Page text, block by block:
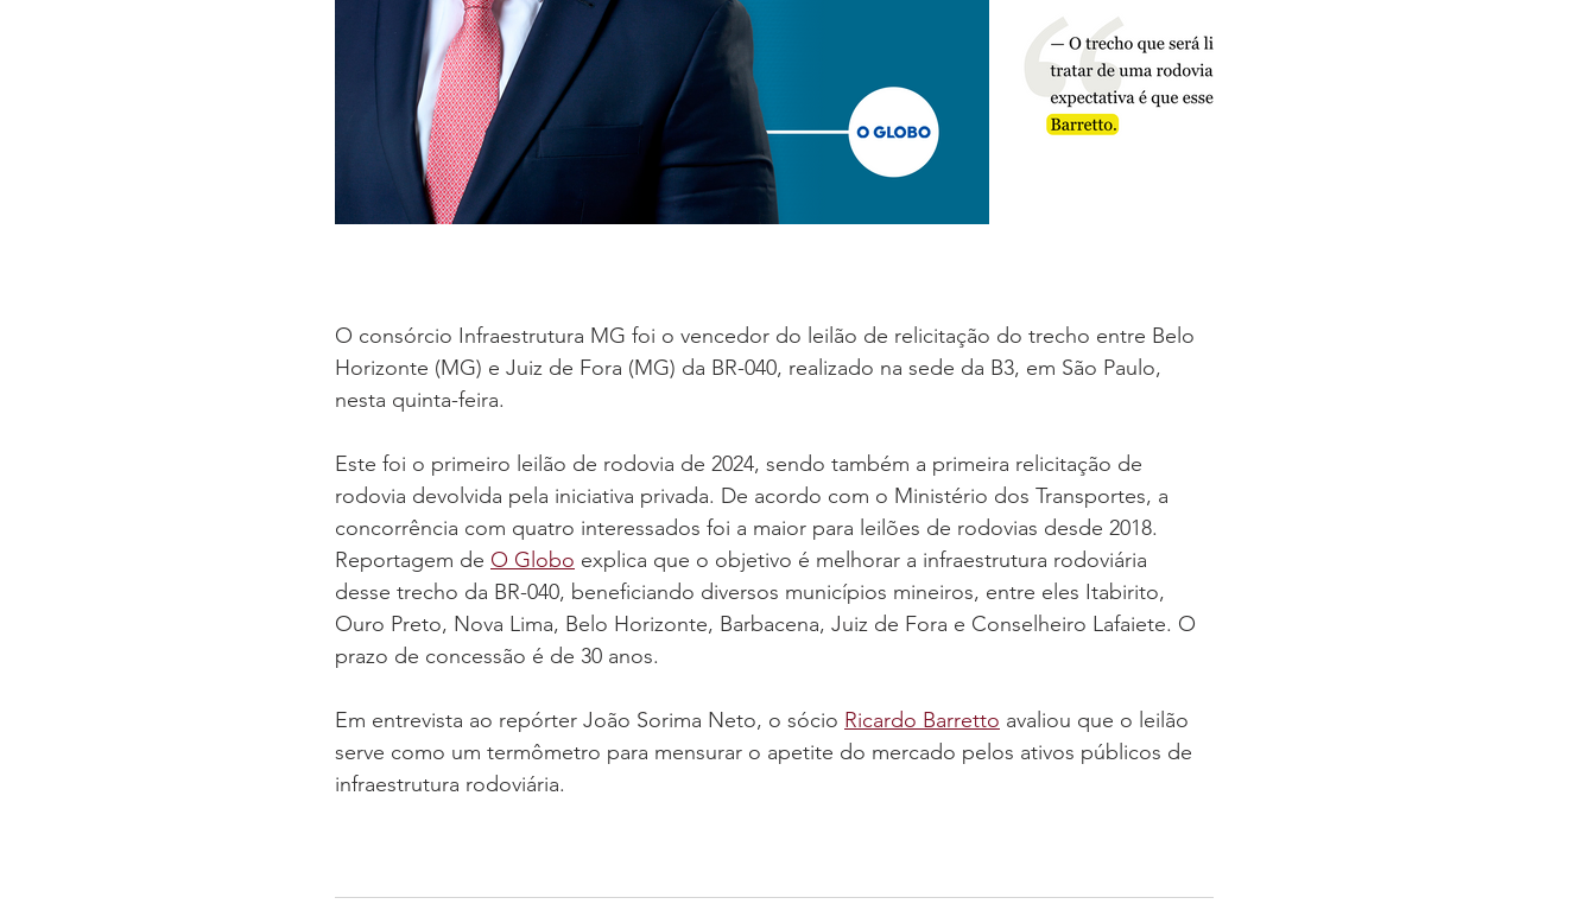
O consórcio Infraestrutura MG foi o vencedor do leilão de relicitação do trecho entre Belo
Horizonte (MG) e Juiz de Fora (MG) da BR-040, realizado na sede da B3, em São Paulo,
nesta quinta-feira.
Este foi o primeiro leilão de rodovia de 2024, sendo também a primeira relicitação de
rodovia devolvida pela iniciativa privada. De acordo com o Ministério dos Transportes, a
concorrência com quatro interessados foi a maior para leilões de rodovias desde 2018.
Reportagem de O Globo explica que o objetivo é melhorar a infraestrutura rodoviária
desse trecho da BR-040, beneficiando diversos municípios mineiros, entre eles Itabirito,
Ouro Preto, Nova Lima, Belo Horizonte, Barbacena, Juiz de Fora e Conselheiro Lafaiete. O
prazo de concessão é de 30 anos.
Em entrevista ao repórter João Sorima Neto, o sócio Ricardo Barretto avaliou que o leilão
serve como um termômetro para mensurar o apetite do mercado pelos ativos públicos de
infraestrutura rodoviária.